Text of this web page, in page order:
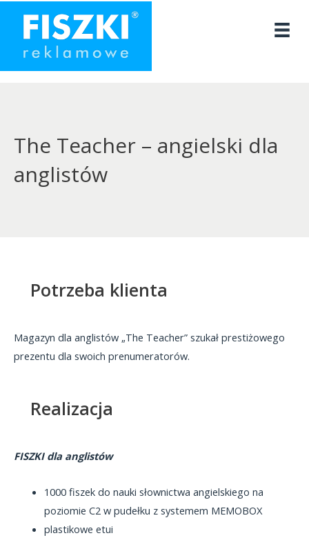
The Teacher – angielski dla
anglistów
Potrzeba klienta
Magazyn dla anglistów „The Teacher” szukał prestiżowego
prezentu dla swoich prenumeratorów.
Realizacja
FISZKI dla anglistów
1000 fiszek do nauki słownictwa angielskiego na
poziomie C2 w pudełku z systemem MEMOBOX
plastikowe etui